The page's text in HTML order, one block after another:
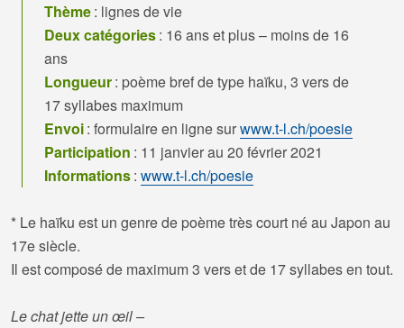
Thème: lignes de vie
Deux catégories: 16 ans et plus – moins de 16
ans
Longueur: poème bref de type haïku, 3 vers de
17 syllabes maximum
Envoi: formulaire en ligne surwww.t-l.ch/poesie
Participation : 11 janvier au 20 février 2021
Informations: www.t-l.ch/poesie
* Le haïku est un genre de poème très court né au Japon au
17e siècle.
Il est composé de maximum 3 vers et de 17 syllabes en tout.
Le chat jette un œil –